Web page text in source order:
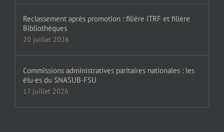
Reclassement après promotion : filière ITRF et filière
Bibliothèques
20 juillet 2026
Commissions administratives paritaires nationales : les
élu·es du SNASUB-FSU
17 juillet 2026